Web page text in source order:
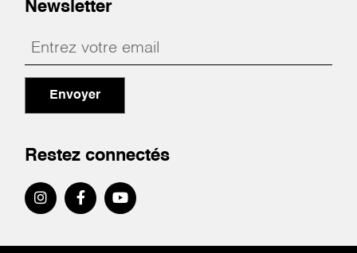
Newsletter
Envoyer
Restez connectés